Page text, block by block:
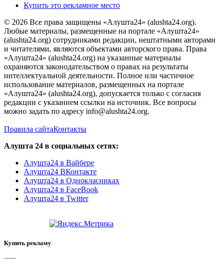
Купить это рекламное место
© 2026 Все права защищены «Алушта24» (alushta24.org).
Любые материалы, размещенные на портале «Алушта24»
(alushta24.org) сотрудниками редакции, нештатными авторами
и читателями, являются объектами авторского права. Права
«Алушта24» (alushta24.org) на указанные материалы
охраняются законодательством о правах на результаты
интеллектуальной деятельности. Полное или частичное
использование материалов, размещенных на портале
«Алушта24» (alushta24.org), допускается только с согласия
редакции с указанием ссылки на источник. Все вопросы
можно задать по адресу info@alushta24.org.
Правила сайтаКонтакты
Алушта 24 в социальных сетях:
Алушта24 в Вайбере
Алушта24 ВКонтакте
Алушта24 в Однокласниках
Алушта24 в FaceBook
Алушта24 в Twitter
Купить рекламу